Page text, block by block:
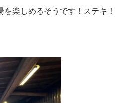
楽しめるそうです！ステキ！